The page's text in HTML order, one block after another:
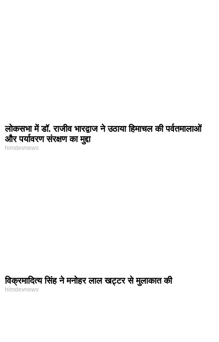
लोकसभा में डॉ. राजीव भारद्वाज ने उठाया हिमाचल की पर्वतमालाओं
और पर्यावरण संरक्षण का मुद्दा
himdevnews
विक्रमादित्य सिंह ने मनोहर लाल खट्टर से मुलाकात की
himdevnews